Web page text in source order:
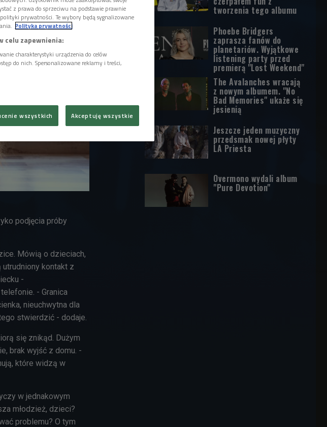
podjęcia próby
Mówią o dzieciach,
kontakt z
-
- Granica
nieuchwytna dla
stwierdzić - dodaje.
się znikąd. Dużym
brak wyjść z domu. -
które widzą w
w jednakowym
młodzież, dzieci?
problemu? O tym
tworzenia tego albumu
Phoebe Bridgers
zaprasza fanów do
planetariów. Wyjątkowe
listening party przed
premierą "Lost Weekend"
The Avalanches wracają
z nowym albumem. "No
Bad Memories" ukaże się
jesienią
Jeszcze jeden muzyczny
przedsmak nowej płyty
LA Priesta
Overmono wydali album
"Pure Devotion"
z prawa do sprzeciwu na podstawie prawnie
prywatności. Te wybory będą sygnalizowane
Polityka prywatności
celu zapewnienia:
charakterystyki urządzenia do celów
do nich. Spersonalizowane reklamy i treści,
wszystkich Akceptuję wszystkie